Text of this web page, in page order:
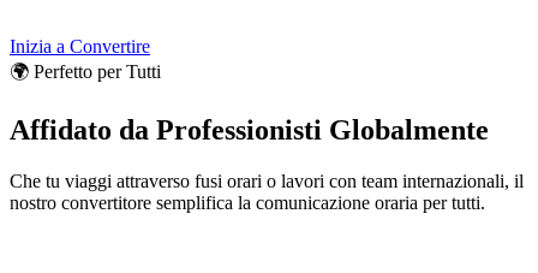
Inizia a Convertire
🌍 Perfetto per Tutti
Affidato da Professionisti Globalmente
Che tu viaggi attraverso fusi orari o lavori con team internazionali, il
nostro convertitore semplifica la comunicazione oraria per tutti.